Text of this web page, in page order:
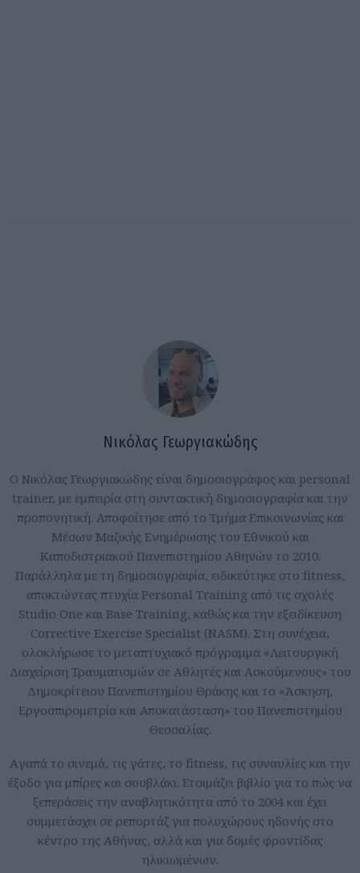
Νικόλας Γεωργιακώδης
Ο Νικόλας Γεωργιακώδης είναι δημοσιογράφος και personal
trainer, με εμπειρία στη συντακτική δημοσιογραφία και την
προπονητική. Αποφοίτησε από το Τμήμα Επικοινωνίας και
Μέσων Μαζικής Ενημέρωσης του Εθνικού και
Καποδιστριακού Πανεπιστημίου Αθηνών το 2010.
Παράλληλα με τη δημοσιογραφία, ειδικεύτηκε στο fitness,
αποκτώντας πτυχία Personal Training από τις σχολές
Studio One και Base Training, καθώς και την εξειδίκευση
Corrective Exercise Specialist (NASM). Στη συνέχεια,
ολοκλήρωσε το μεταπτυχιακό πρόγραμμα «Λειτουργική
Διαχείριση Τραυματισμών σε Αθλητές και Ασκούμενους» του
Δημοκρίτειου Πανεπιστημίου Θράκης και το «Άσκηση,
Εργοσπιρομετρία και Αποκατάσταση» του Πανεπιστημίου
Θεσσαλίας.
Aγαπά το σινεμά, τις γάτες, το fitness, τις συναυλίες και την
έξοδο για μπίρες και σουβλάκι. Ετοιμάζει βιβλίο για το πώς να
ξεπεράσεις την αναβλητικότητα από το 2004 και έχει
συμμετάσχει σε ρεπορτάζ για πολυχώρους ηδονής στο
κέντρο της Αθήνας, αλλά και για δομές φροντίδας
ηλικιωμένων.